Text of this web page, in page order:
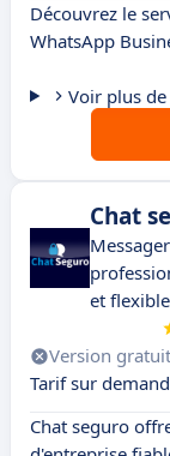
Découvrez le
WhatsApp
Voir plus
Chat
et flexible
Version
Tarif sur
Chat seguro